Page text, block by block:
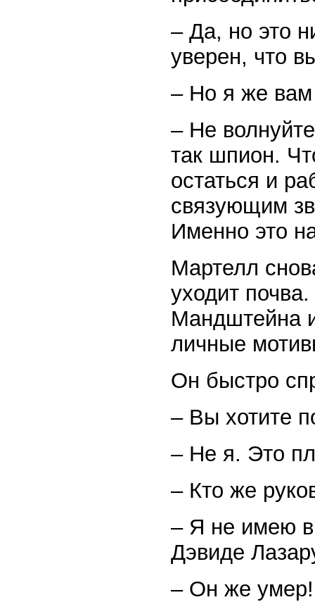
– Да, но это
уверен, что
– Но я же
– Не
так шпион.
остаться и
связующим
Именно это
Мартелл
уходит
Мандштейна
личные
Он быстро
– Вы хотите
– Не я. Это
– Кто же
– Я не имею в
Дэвиде
– Он же умер!